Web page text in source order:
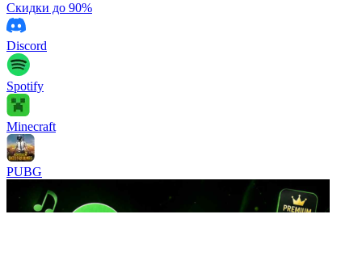
Скидки до 90%
Discord
Spotify
Minecraft
PUBG